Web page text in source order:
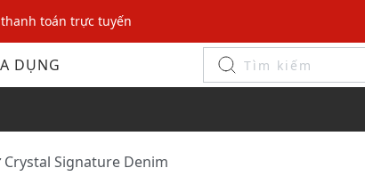
thanh toán trực tuyến
cho thành viên mới!
thanh toán trực tuyến
DỤNG
Crystal Signature Denim